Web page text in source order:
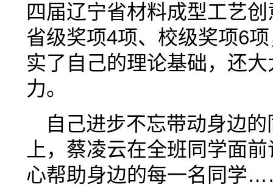
四届辽宁省材料成型工艺
省级奖项4项、校级奖项6
实了自己的理论基础，还
力。
自己进步不忘带动身边
上，蔡凌云在全班同学面
心帮助身边的每一名同学